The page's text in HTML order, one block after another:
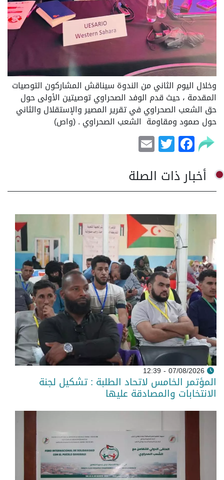
وخلال اليوم الثاني من الندوة سيناقش المشاركون التوصيات
المقدمة ، حيث قدم الوفد الصحراوي توصيتين الأولى حول
حق الشعب الصحراوي في تقرير المصير والإستقلال والثاني
حول صمود ومقاومة الشعب الصحراوي . (واص)
Facebook
Twitter
أخبار ذات الصلة
07/08/2026 - 12:39
المؤتمر الخامس لاتحاد الطلبة : تشكيل لجنة
الانتخابات والمصادقة عليها